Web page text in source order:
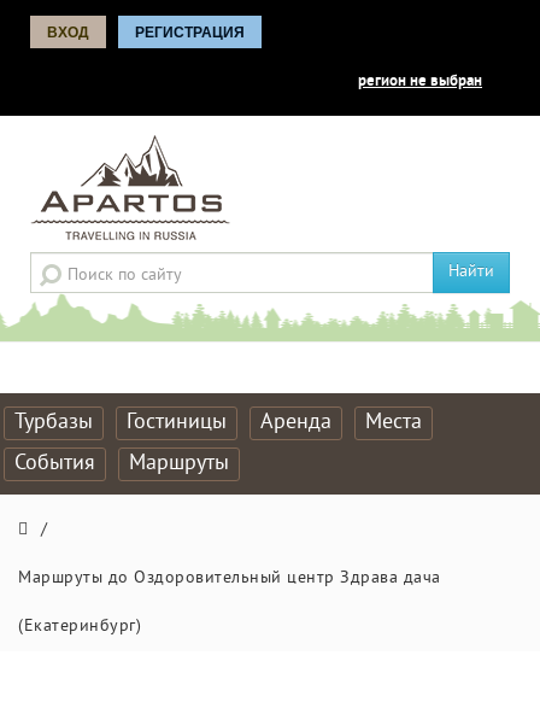
ВХОД РЕГИСТРАЦИЯ
регион не выбран
Найти
Турбазы Гостиницы Аренда
Места
События
Маршруты
/
Маршруты до Оздоровительный центр Здрава дача
(Екатеринбург)